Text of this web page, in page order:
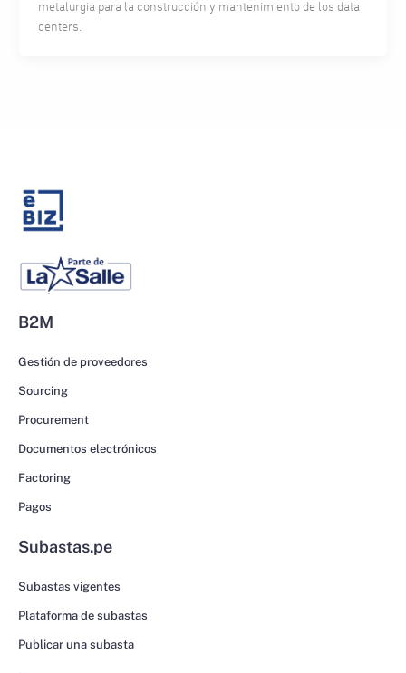
metalurgia para la construcción y mantenimiento de los data
centers.
B2M
Gestión de proveedores
Sourcing
Procurement
Documentos electrónicos
Factoring
Pagos
Subastas.pe
Subastas vigentes
Plataforma de subastas
Publicar una subasta